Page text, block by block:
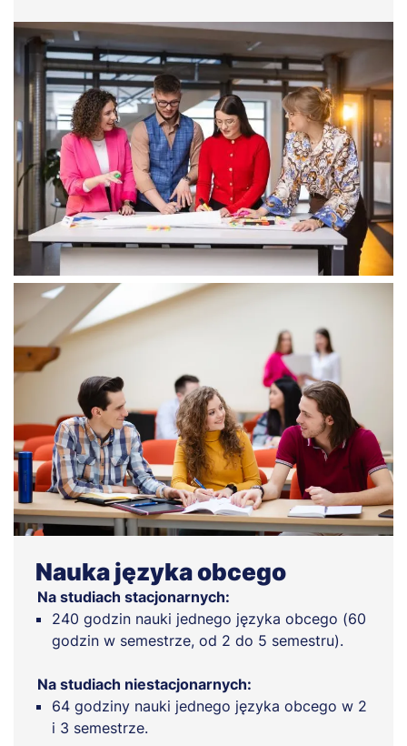
Nauka języka obcego
Na studiach stacjonarnych:
240 godzin nauki jednego języka obcego (60
godzin w semestrze, od 2 do 5 semestru).
Na studiach niestacjonarnych:
64 godziny nauki jednego języka obcego w 2
i 3 semestrze.